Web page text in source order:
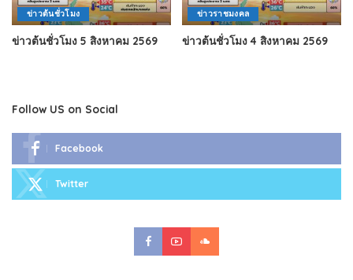
ข่าวต้นชั่วโมง
ข่าวต้นชั่วโมง 5 สิงหาคม 2569
ข่าวราชมงคล
ข่าวต้นชั่วโมง 4 สิงหาคม 2569
Follow US on Social
Facebook
Twitter